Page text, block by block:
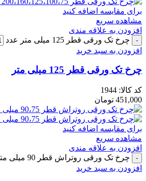
برای مقایسه اضافه کنید
مشاهده سریع
افزودن به علاقه مندی
چرخ تک ورقی قطر 125 میلی متر عدد
افزودن به سبد خرید
چرخ تک ورقی قطر 125 میلی متر
کد کالا: 1944
451,000 تومان
برای مقایسه اضافه کنید
مشاهده سریع
افزودن به علاقه مندی
چرخ تک ورقی روتراش قطر 90 میلی متر عدد
افزودن به سبد خرید